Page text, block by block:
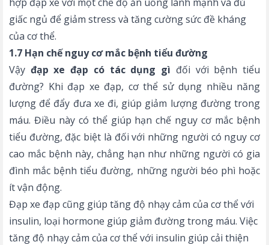
giấc ngủ để giảm stress và tăng cường sức đề kháng
của cơ thể.
1.7 Hạn chế nguy cơ mắc bệnh tiểu đường
Vậy đạp xe đạp có tác dụng gì đối với bệnh tiểu
đường? Khi đạp xe đạp, cơ thể sử dụng nhiều năng
lượng để đẩy đưa xe đi, giúp giảm lượng đường trong
máu. Điều này có thể giúp hạn chế nguy cơ mắc bệnh
tiểu đường, đặc biệt là đối với những người có nguy cơ
cao mắc bệnh này, chẳng hạn như những người có gia
đình mắc bệnh tiểu đường, những người béo phì hoặc
ít vận động.
Đạp xe đạp cũng giúp tăng độ nhạy cảm của cơ thể với
insulin, loại hormone giúp giảm đường trong máu. Việc
tăng độ nhạy cảm của cơ thể với insulin giúp cải thiện